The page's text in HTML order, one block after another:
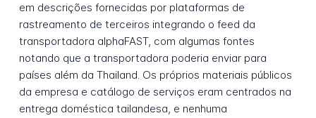
em descrições fornecidas por plataformas de
rastreamento de terceiros integrando o feed da
transportadora alphaFAST, com algumas fontes
notando que a transportadora poderia enviar para
países além da Thailand. Os próprios materiais públicos
da empresa e catálogo de serviços eram centrados na
entrega doméstica tailandesa, e nenhuma